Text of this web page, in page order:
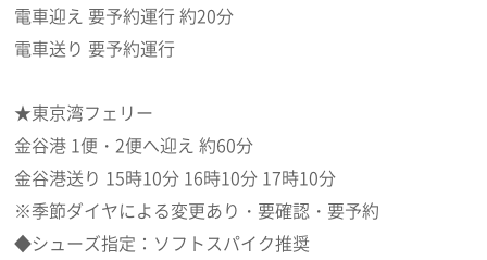
電車迎え 要予約運行 約20分
電車送り 要予約運行
★東京湾フェリー
金谷港 1便・2便へ迎え 約60分
金谷港送り 15時10分 16時10分 17時10分
※季節ダイヤによる変更あり・要確認・要予約
◆シューズ指定：ソフトスパイク推奨